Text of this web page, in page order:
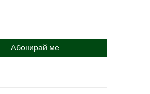
Абонирай ме